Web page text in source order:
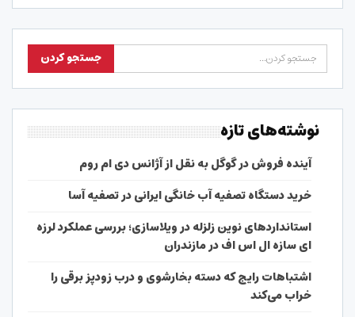
نوشته‌های تازه
آینده فروش در گوگل به نقل از آژانس دی ام روم
خرید دستگاه تصفیه آب خانگی ایرانی در تصفیه آسا
استانداردهای نوین زلزله در ویلاسازی؛ بررسی عملکرد لرزه
ای سازه ال اس اف در مازندران
اشتباهات رایج که دسته بخارشوی و درب زودپز برقی را
خراب می‌کند